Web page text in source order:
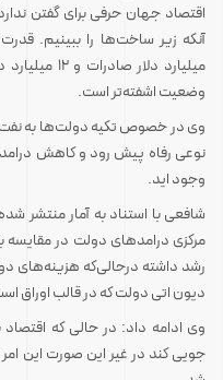
اقتصاد جهان حرفی برای گفتن
آنکه زیر ساخت‌ها را ببینیم.
میلیارد
وضعیت اشفته‌تر است.
وی در خصوص تکیه دولت‌ها به
نوعی رفاه پیش رود و کاهش
وجود اید.
شافعی با استناد به آمار منتشر
دیون اتی دولت که در قالب اوراق است ۷۵ درصد رشد پیدا کرده
وی ادامه داد: در حالی که
جویی کند در غیر این صورت این